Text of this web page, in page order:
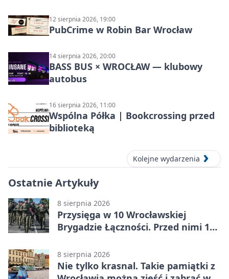
12 sierpnia 2026, 19:00
PubCrime w Robin Bar Wrocław
14 sierpnia 2026, 20:00
BASS BUS × WROCŁAW — klubowy
autobus
16 sierpnia 2026, 11:00
Wspólna Półka | Bookcrossing przed
biblioteką
Kolejne wydarzenia
Ostatnie Artykuły
8 sierpnia 2026
Przysięga w 10 Wrocławskiej
Brygadzie Łączności. Przed nimi 11
8 sierpnia 2026
Nie tylko krasnal. Takie pamiątki z